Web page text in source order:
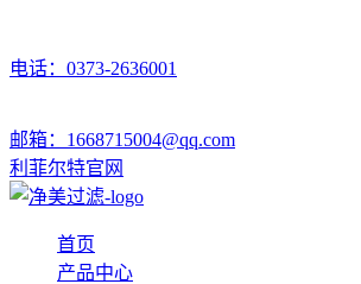
电话：0373-2636001
邮箱：1668715004@qq.com
利菲尔特官网
首页
产品中心